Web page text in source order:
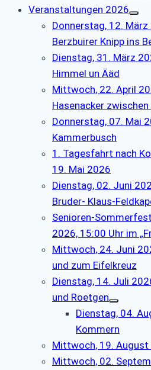
Veranstaltungen 2026
Donnerstag, 12.
Berzbuirer Knipp ins
Dienstag, 31. März
Himmel un Ääd
Mittwoch, 22. April
Hasenacker
Donnerstag, 07. Mai
Kammerbusch
1. Tagesfahrt nach
19. Mai 2026
Dienstag, 02. Juni
Bruder- Klaus-
Senioren-
2026, 15:00 Uhr im
Mittwoch, 24. Juni
und zum Eifelkreuz
Dienstag, 14. Juli
und Roetgen
Dienstag, 04.
Kommern
Mittwoch, 19.
Mittwoch, 02.